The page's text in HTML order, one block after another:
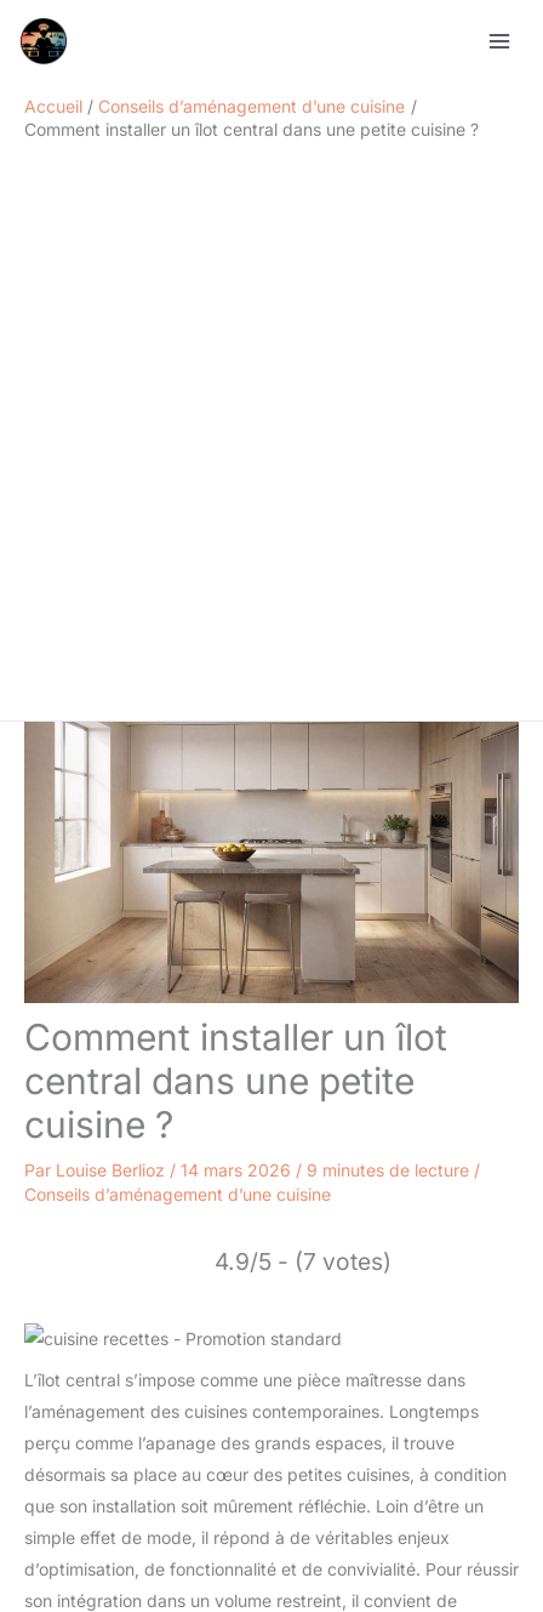
Accueil
Conseils d’aménagement d’une cuisine
Comment installer un îlot central dans une petite cuisine ?
Comment installer un îlot
central dans une petite
cuisine ?
Par Louise Berlioz / 14 mars 2026 / 9 minutes de lecture /
Conseils d’aménagement d’une cuisine
4.9/5 - (7 votes)
L’îlot central s’impose comme une pièce maîtresse dans
l’aménagement des cuisines contemporaines. Longtemps
perçu comme l’apanage des grands espaces, il trouve
désormais sa place au cœur des petites cuisines, à condition
que son installation soit mûrement réfléchie. Loin d’être un
simple effet de mode, il répond à de véritables enjeux
d’optimisation, de fonctionnalité et de convivialité. Pour réussir
son intégration dans un volume restreint, il convient de
Rechercher